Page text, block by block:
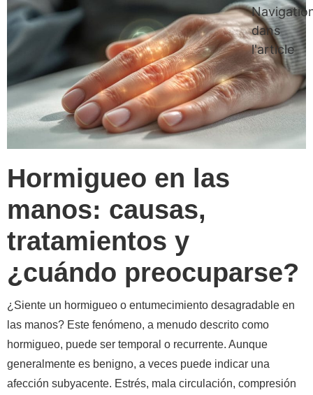
Hormigueo en las
manos: causas,
tratamientos y
¿cuándo preocuparse?
¿Siente un hormigueo o entumecimiento desagradable en
las manos? Este fenómeno, a menudo descrito como
hormigueo, puede ser temporal o recurrente. Aunque
generalmente es benigno, a veces puede indicar una
afección subyacente. Estrés, mala circulación, compresión
dans
l'article